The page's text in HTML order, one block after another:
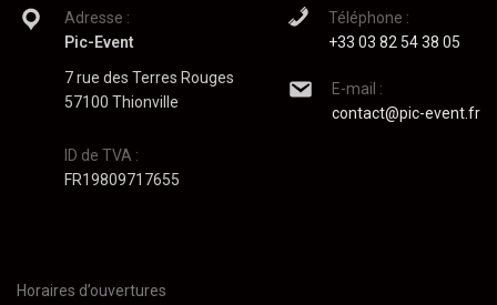
Adresse :
Pic-Event
7 rue des Terres Rouges
57100 Thionville
ID de TVA :
FR19809717655
Téléphone :
+33 03 82 54 38 05
E-mail :
contact@pic-event.fr
Horaires d’ouvertures